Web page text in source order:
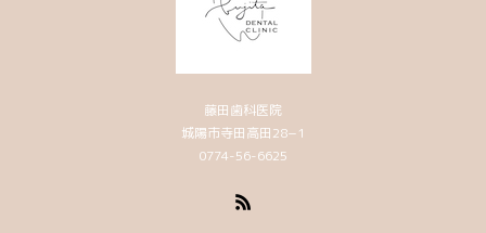
藤田歯科医院
城陽市寺田高田28−1
0774-56-6625